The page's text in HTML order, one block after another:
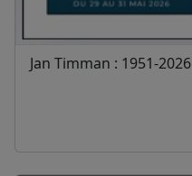
Jan Timman : 1951-2026